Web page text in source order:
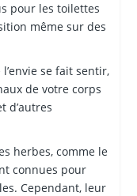
pour les toilettes
même sur des
se fait sentir,
de votre corps
d’autres
herbes, comme le
connues pour
Cependant, leur